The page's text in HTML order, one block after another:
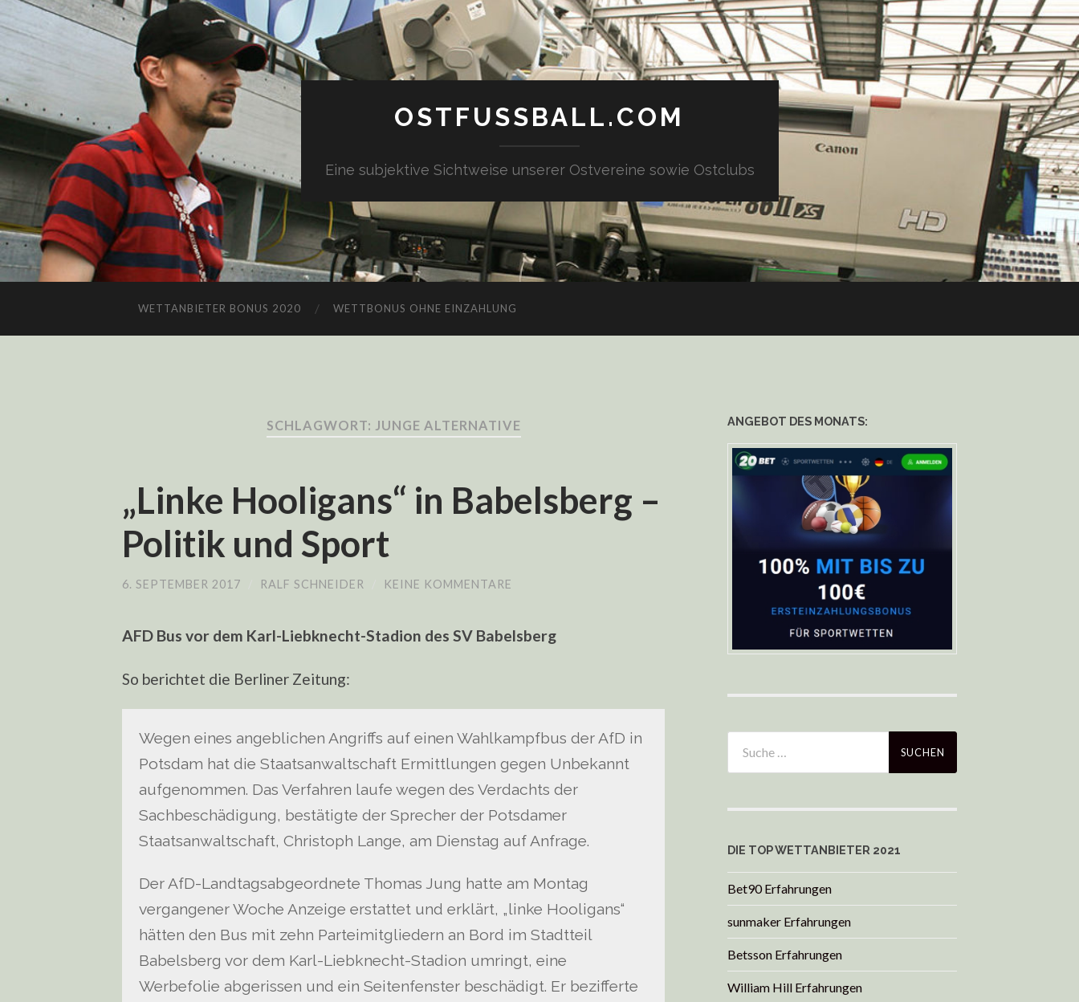
OSTFUSSBALL.COM
Eine subjektive Sichtweise unserer Ostvereine sowie Ostclubs
WETTANBIETER BONUS 2020 WETTBONUS OHNE EINZAHLUNG
SCHLAGWORT: JUNGE ALTERNATIVE
„Linke Hooligans“ in Babelsberg –
Politik und Sport
6. SEPTEMBER 2017 RALF SCHNEIDER KEINE KOMMENTARE
AFD Bus vor dem Karl-Liebknecht-Stadion des SV Babelsberg
So berichtet die Berliner Zeitung:
Wegen eines angeblichen Angriffs auf einen Wahlkampfbus der AfD in
Potsdam hat die Staatsanwaltschaft Ermittlungen gegen Unbekannt
aufgenommen. Das Verfahren laufe wegen des Verdachts der
Sachbeschädigung, bestätigte der Sprecher der Potsdamer
Staatsanwaltschaft, Christoph Lange, am Dienstag auf Anfrage.
Der AfD-Landtagsabgeordnete Thomas Jung hatte am Montag
vergangener Woche Anzeige erstattet und erklärt, „linke Hooligans“
hätten den Bus mit zehn Parteimitgliedern an Bord im Stadtteil
Babelsberg vor dem Karl-Liebknecht-Stadion umringt, eine
Werbefolie abgerissen und ein Seitenfenster beschädigt. Er bezifferte
ANGEBOT DES MONATS:
DIE TOP WETTANBIETER 2021
Bet90 Erfahrungen
sunmaker Erfahrungen
Betsson Erfahrungen
William Hill Erfahrungen